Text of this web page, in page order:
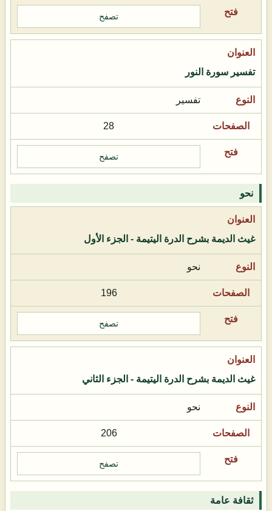
تصفح
تفسير سورة النور
تفسير
28
تصفح
نحو
غيث الديمة بشرح الدرة اليتيمة - الجزء الأول
نحو
196
تصفح
غيث الديمة بشرح الدرة اليتيمة - الجزء الثاني
نحو
206
تصفح
ثقافة عامة